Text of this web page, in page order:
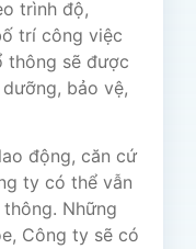
trình độ,
trí công việc
thông sẽ được
bảo vệ,
động, căn cứ
ty có thể vẫn
Những
Công ty sẽ có